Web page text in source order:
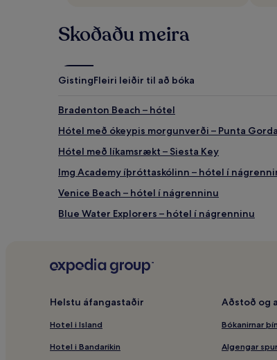
Skoðaðu meira
GistingFleiri leiðir til að bóka
Bradenton Beach – hótel
Hótel með ókeypis morgunverði – Punta Gorda
Hótel með líkamsrækt – Siesta Key
Img Academy íþróttaskólinn – hótel í
Venice Beach – hótel í nágrenninu
Blue Water Explorers – hótel í nágrenninu
Aloha Kai – hótel
Premier Sports Campus at Lakewood Ranch
Helstu áfangastaðir
Hotel i Island
Hotel i Bandarikin
Aðstoð og
Bókanirnar
Algengar